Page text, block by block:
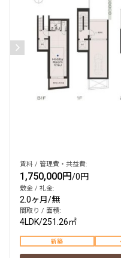
賃料 / 管理費・共益費:
1,750,000円/0円
敷金 / 礼金:
2.0ヶ月/無
間取り / 面積:
4LDK/251.26㎡
新築